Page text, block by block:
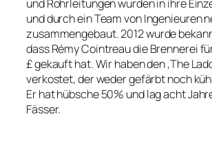
und Rohrleitungen wurden in ihre
und durch ein Team von Ingenieuren
zusammengebaut. 2012 wurde
dass Rémy Cointreau die Brennerei
£ gekauft hat. Wir haben den ‚The
verkostet, der weder gefärbt noch
Er hat hübsche 50% und lag acht
Fässer.